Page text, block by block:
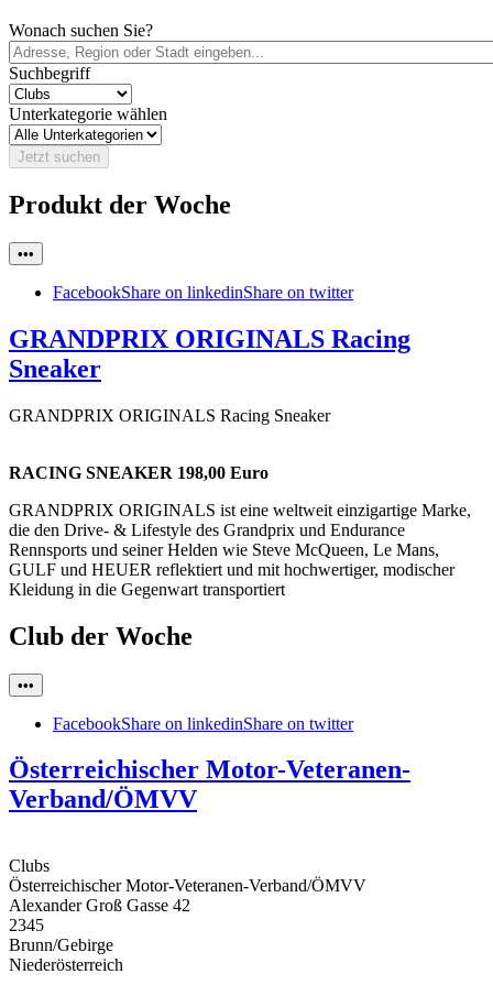
Wonach suchen Sie?
Suchbegriff
Unterkategorie wählen
Jetzt suchen
Produkt der Woche
•••
FacebookShare on linkedinShare on twitter
GRANDPRIX ORIGINALS Racing
Sneaker
GRANDPRIX ORIGINALS Racing Sneaker
RACING SNEAKER 198,00 Euro
GRANDPRIX ORIGINALS ist eine weltweit einzigartige Marke,
die den Drive- & Lifestyle des Grandprix und Endurance
Rennsports und seiner Helden wie Steve McQueen, Le Mans,
GULF und HEUER reflektiert und mit hochwertiger, modischer
Kleidung in die Gegenwart transportiert
Club der Woche
•••
FacebookShare on linkedinShare on twitter
Österreichischer Motor-Veteranen-
Verband/ÖMVV
Clubs
Österreichischer Motor-Veteranen-Verband/ÖMVV
Alexander Groß Gasse 42
2345
Brunn/Gebirge
Niederösterreich